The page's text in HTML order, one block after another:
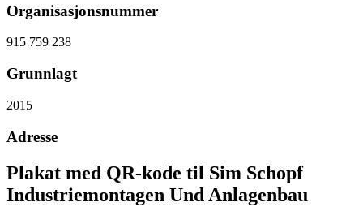
Organisasjonsnummer
915 759 238
Grunnlagt
2015
Adresse
Plakat med QR-kode til Sim Schopf
Industriemontagen Und Anlagenbau